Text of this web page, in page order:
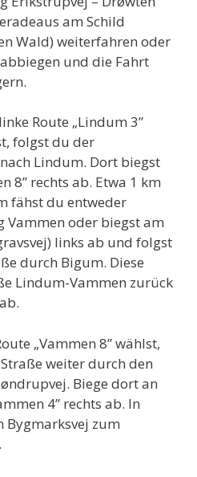
am Schild
Wald) weiterfahren oder
und die Fahrt
Route „Lindum 3”
folgst du der
Lindum. Dort biegst
8” rechts ab. Etwa 1 km
fähst du entweder
Vammen oder biegst am
links ab und folgst
durch Bigum. Diese
Lindum-Vammen zurück
„Vammen 8” wählst,
weiter durch den
Biege dort an
4” rechts ab. In
Bygmarksvej zum